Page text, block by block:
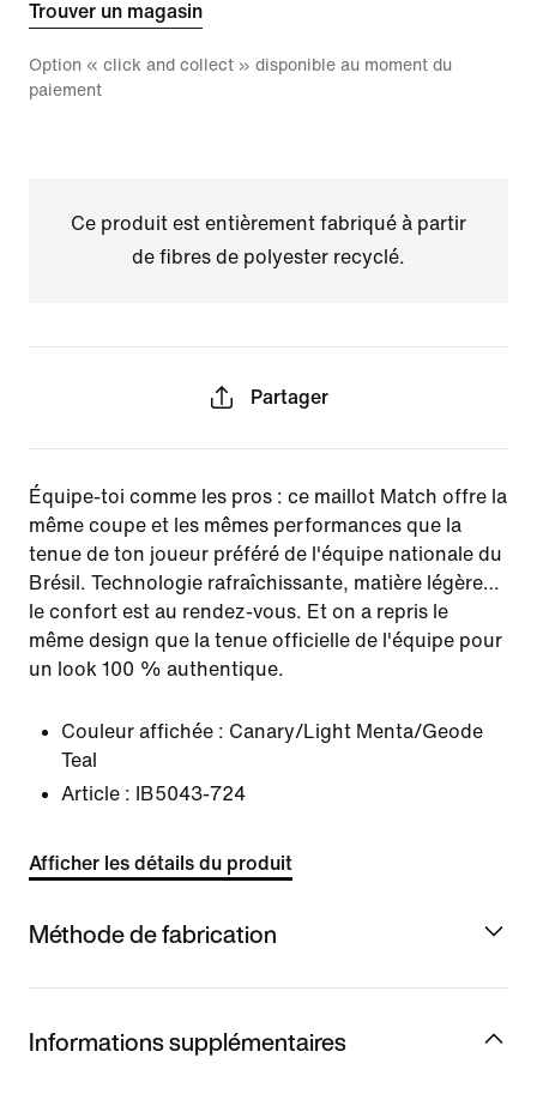
Trouver un magasin
Option « click and collect » disponible au moment du
paiement
Ce produit est entièrement fabriqué à partir
de fibres de polyester recyclé.
Partager
Équipe-toi comme les pros : ce maillot Match offre la
même coupe et les mêmes performances que la
tenue de ton joueur préféré de l'équipe nationale du
Brésil. Technologie rafraîchissante, matière légère…
le confort est au rendez-vous. Et on a repris le
même design que la tenue officielle de l'équipe pour
un look 100 % authentique.
Couleur affichée : Canary/Light Menta/Geode
Teal
Article :
IB5043-724
Afficher les détails du produit
Méthode de fabrication
Informations supplémentaires